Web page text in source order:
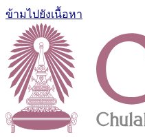
ข้ามไปยังเนื้อหา